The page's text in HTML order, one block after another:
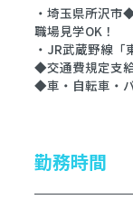
・埼玉県所沢
職場見学OK！
・JR武蔵野線「
◆交通費規定支
◆車・自転車・
勤務時間